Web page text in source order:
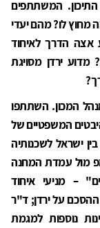
המשתתפים
מחוץ לו? מהם יעדי
הדרך לאיחוד
מדוע ירדן מסויגת
המכון. השתתפו
המשפטיים של
ישראל לשכנותיה
מול עמדת המחנה
– מניעי איחוד
על ירדן; ד"ר
נוספות למגמת